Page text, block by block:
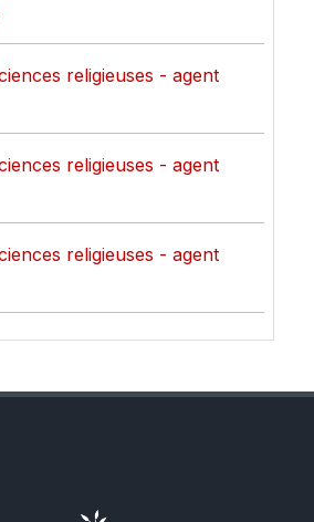
religieuses - agent
religieuses - agent
religieuses - agent